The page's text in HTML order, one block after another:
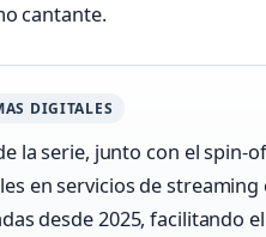
cantante.
DIGITALES
la serie, junto con el spin-
en servicios de
desde 2025, facilitando